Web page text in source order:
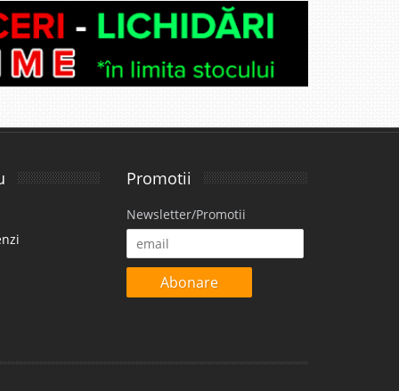
Promotii
Newsletter/Promotii
Abonare